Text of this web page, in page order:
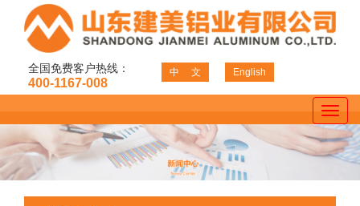
全国免费客户热线：
400-1167-008
中 文 English